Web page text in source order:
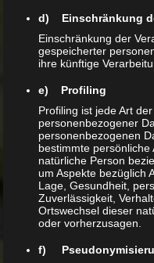
Beleuchtung
Technik
Meta
Anmelden
Eintrags-Feed
Kommentar-Feed
WordPress.org
d) Einschränkung
Einschränkung der
gespeicherter
ihre künftige
e) Profiling
Profiling ist jede Art
personenbezogener
personenbezogenen
bestimmte
natürliche Person
um Aspekte bezüglich
Lage, Gesundheit,
Zuverlässigkeit,
Ortswechsel dieser
oder vorherzusagen.
f)